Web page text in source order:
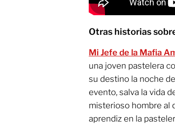
Otras historias
Mi Jefe de la Mafia
una joven pastelera
su destino la noche
evento, salva la vida
misterioso hombre al
aprendiz en la